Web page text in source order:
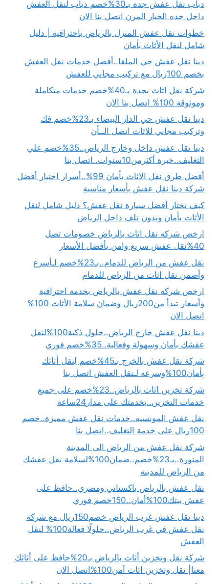
دباب نقل عفش جدة بـ30%خصم دباب لنقل العفش
داخل جده الخيار المرن اتصل بنا الان
خطوات نقل عفش المنزل بالرياض باحترافية | دليل
شامل لنقل الأثاث بأمان
دينا نقل عفش حي الملقا..أفضل خدمات نقل العفش
بخصم 100ريال مع تركيب مجاني للعفش
شركة نقل اثاث بجدة بـ40%خصم خدمات متكاملة
وموثوقة 100% اتصل بنا الان
دينا نقل عفش حي الدار البيضاء بـ23%خصم فك
وتركيب مجاني للاثاث اتصل الــأن
دينا نقل عفش داخل وخارج الرياض..35%خصم علي
التغليف..خبرة أكثرمن10سنوات..اتصل بنا
أفضل طرق نقل الاثاث بأمان 99%..أسرار اختيار أفضل
شركة دينا نقل عفش بأسعار مناسبة
كيف تختار أفضل سيارة نقل عفش؟ دليل شامل لنقل
الأثاث بأمان وبدون تلف داخل الرياض
ارخص شركة نقل اثاث بالرياض خصومات تصل
40%نقل عفش سريع وامن بأفضل الأسعار
نقل عفش من الرياض للدمام..بـ23%خصم لـأسرع
وأضمن نقل اثاث من الرياض للدمام
ارخص شركة نقل عفش بالرياض بخدمة احترافية
وأسعار تبدأ من200ريال وضمان سلامة الأثاث 100%
اتصل الان
دينا نقل عفش خارج الرياض..حلول ذكية100%لنقل
عفشك بأمان وسهولة وفعالية..35%خصم فوري
شركة نقل عفش بالخرج بـ45%خصم لِنقل أثاثك
بِأمان100%وسرعه لـنقل العفش اتصل بنا
شركة تخزين اثاث بالرياض..23%خصم على جميع
خدمات التخزين..بخدمتك على مدار24ساعة
نقل عفش المونسيه..خدمات نقل عفش مميزة..خصم
100ريال على خدمة التغليف..اتصل بنا
شركة نقل عفش من الرياض الى المدينة
المنورة..بـ23%خصم..ضمان100%لسلامة نقل عفشك
من الرياض للمدينة
نقل عفش بالرياض باكستاني ومصري..حافظ على
عفش بيتك100%أمان..150خصم فوري
دينا نقل عفش غرب الرياض خصم150ريال مع شركة
نقل عفش في غرب الرياض..حلولًا فعالة100% لنقل
العفش
شركة نقل وتخزين أثاث بالرياض بـ20%حافظ على أثاثك
معنا| نقل وتخزين اثاث آمن100%اتصل الان